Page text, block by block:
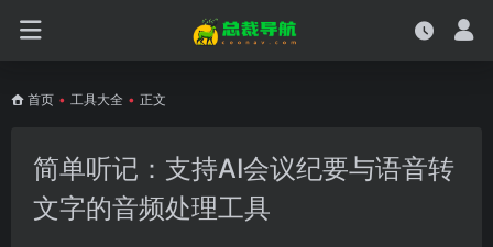
首页 • 工具大全 • 正文
简单听记：支持AI会议纪要与语音转
文字的音频处理工具